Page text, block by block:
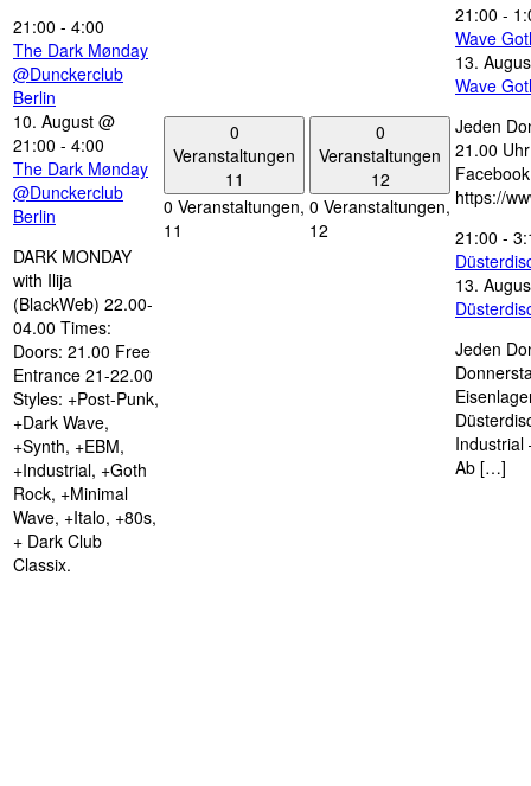
21:00 - 4:00
The Dark Mønday
@Dunckerclub
Berlin
10. August @
21:00 - 4:00
The Dark Mønday
@Dunckerclub
Berlin
DARK MONDAY
with Ilija
(BlackWeb) 22.00-
04.00 Times:
Doors: 21.00 Free
Entrance 21-22.00
Styles: +Post-Punk,
+Dark Wave,
+Synth, +EBM,
+Industrial, +Goth
Rock, +Minimal
Wave, +Italo, +80s,
+ Dark Club
Classix.
0
Veranstaltungen
11
0 Veranstaltungen,
11
0
Veranstaltungen
12
0 Veranstaltungen,
12
21:00 -
Wave
13.
Wave
Jeden
21.00
https://
21:00 -
13.
Jeden
Industrial
Ab […]